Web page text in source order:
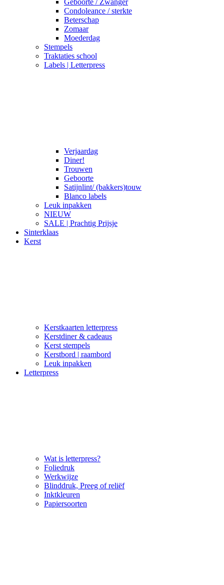
Geboorte / Zwanger
Condoleance / sterkte
Beterschap
Zomaar
Moederdag
Stempels
Traktaties school
Labels | Letterpress
Verjaardag
Diner!
Trouwen
Geboorte
Satijnlint/ (bakkers)touw
Blanco labels
Leuk inpakken
NIEUW
SALE | Prachtig Prijsje
Sinterklaas
Kerst
Kerstkaarten letterpress
Kerstdiner & cadeaus
Kerst stempels
Kerstbord | raambord
Leuk inpakken
Letterpress
Wat is letterpress?
Foliedruk
Werkwijze
Blinddruk, Preeg of reliëf
Inktkleuren
Papiersoorten